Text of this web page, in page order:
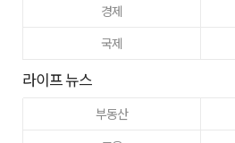
경제
국제
라이프 뉴스
부동산